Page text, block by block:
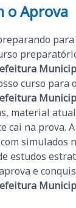
o Aprova
curso para
material
cai na prova.
simulados
estudos
e